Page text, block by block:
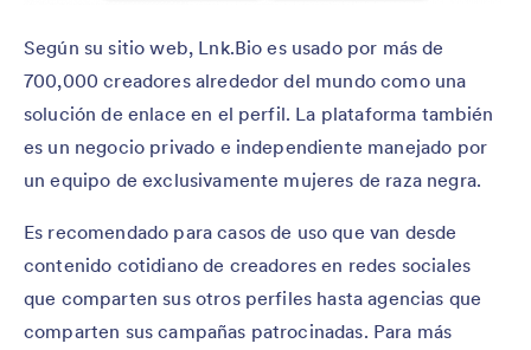
Según su sitio web, Lnk.Bio es usado por más de
700,000 creadores alrededor del mundo como una
solución de enlace en el perfil. La plataforma también
es un negocio privado e independiente manejado por
un equipo de exclusivamente mujeres de raza negra.
Es recomendado para casos de uso que van desde
contenido cotidiano de creadores en redes sociales
que comparten sus otros perfiles hasta agencias que
comparten sus campañas patrocinadas. Para más